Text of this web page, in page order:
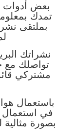
بعض أدوات
تمدك
بملتقى
نشراتك
تواصلك مع
مشتركي
باستعمال
في استعمال
بصورة